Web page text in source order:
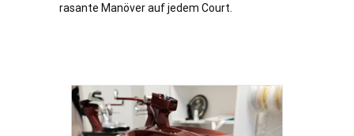
rasante Manöver auf jedem Court.